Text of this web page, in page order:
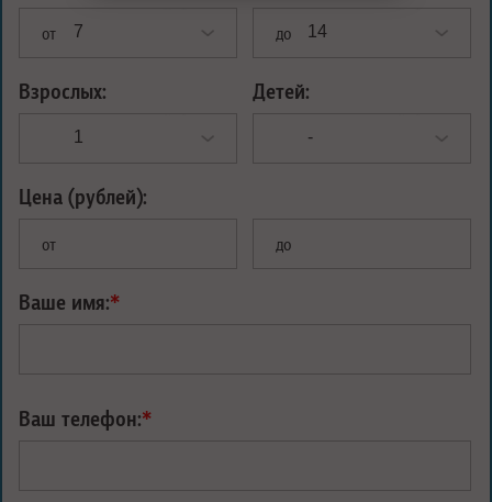
от до
Взрослых: Детей:
Цена (рублей):
от до
Ваше имя:*
Ваш телефон:*